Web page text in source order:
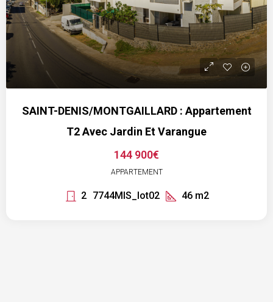
SAINT-DENIS/MONTGAILLARD : Appartement
T2 Avec Jardin Et Varangue
144 900€
APPARTEMENT
2 7744MIS_lot02 46 m2